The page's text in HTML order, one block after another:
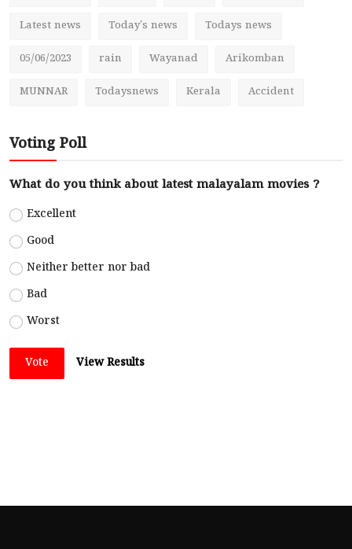
Latest news Today's news Todays news
05/06/2023 rain Wayanad Arikomban
MUNNAR Todaysnews Kerala Accident
Voting Poll
What do you think about latest malayalam movies ?
Excellent
Good
Neither better nor bad
Bad
Worst
Vote View Results